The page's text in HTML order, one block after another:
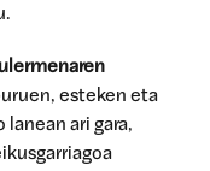
esteken eta
ari gara,